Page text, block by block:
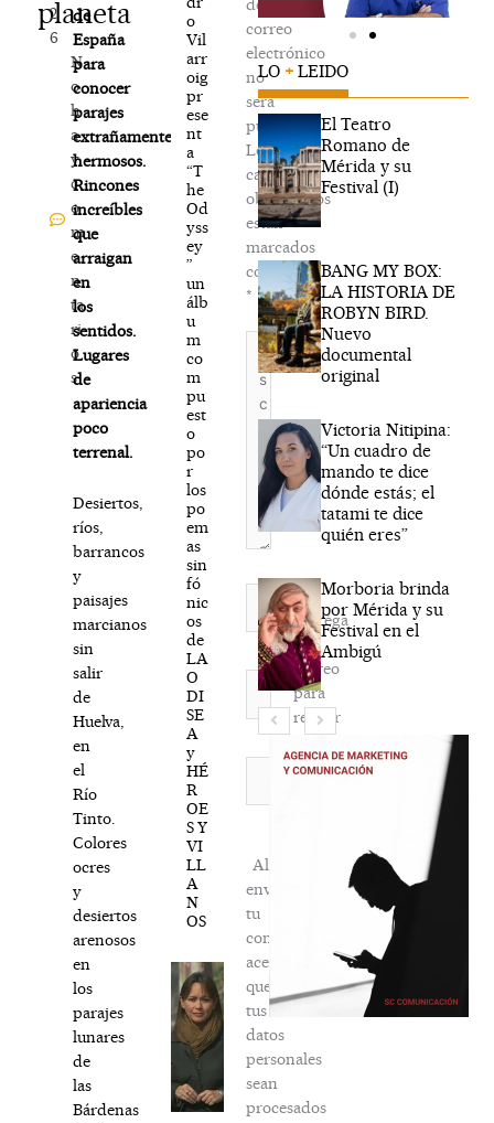
planeta
2
6
N
o
h
a
y
c
o
m
e
n
ta
ri
o
s
de
España
para
conocer
parajes
extrañamente
hermosos.
Rincones
increíbles
que
arraigan
en
los
sentidos.
Lugares
de
apariencia
poco
terrenal.
Desiertos,
ríos,
barrancos
y
paisajes
marcianos
sin
salir
de
Huelva,
en
el
Río
Tinto.
Colores
ocres
y
desiertos
arenosos
en
los
parajes
lunares
de
las
Bárdenas
o
Vil
arr
oig
pr
ese
nt
a
“T
he
Od
yss
ey
”
un
álb
u
m
co
m
pu
est
o
po
r
los
po
em
as
sin
fó
nic
os
de
LA
O
DI
SE
A
y
HÉ
R
OE
S Y
VI
LL
A
N
OS
de
correo
electrónico
no
será
publicada.
Los
campos
obligatorios
están
marcados
con
*
Escribe
aquí...
Nombre*
Correo
electrónico*
Agréga
mi
correo
para
recibir
la
newsletter
Al
enviar
tu
comentario,
aceptas
que
tus
datos
personales
sean
procesados
LO + LEIDO
El Teatro
Romano de
Mérida y su
Festival (I)
BANG MY BOX:
LA HISTORIA DE
ROBYN BIRD.
Nuevo
documental
original
Victoria Nitipina:
“Un cuadro de
mando te dice
dónde estás; el
tatami te dice
quién eres”
Morboria brinda
por Mérida y su
Festival en el
Ambigú